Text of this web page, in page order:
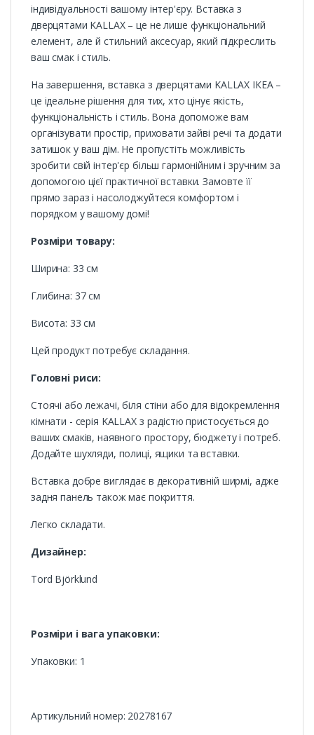
індивідуальності вашому інтер'єру. Вставка з
дверцятами KALLAX – це не лише функціональний
елемент, але й стильний аксесуар, який підкреслить
ваш смак і стиль.
На завершення, вставка з дверцятами KALLAX ІКЕА –
це ідеальне рішення для тих, хто цінує якість,
функціональність і стиль. Вона допоможе вам
організувати простір, приховати зайві речі та додати
затишок у ваш дім. Не пропустіть можливість
зробити свій інтер'єр більш гармонійним і зручним за
допомогою цієї практичної вставки. Замовте її
прямо зараз і насолоджуйтеся комфортом і
порядком у вашому домі!
Розміри товару:
Ширина: 33 см
Глибина: 37 см
Висота: 33 см
Цей продукт потребує складання.
Головні риси:
Стоячі або лежачі, біля стіни або для відокремлення
кімнати - серія KALLAX з радістю пристосується до
ваших смаків, наявного простору, бюджету і потреб.
Додайте шухляди, полиці, ящики та вставки.
Вставка добре виглядає в декоративній ширмі, адже
задня панель також має покриття.
Легко складати.
Дизайнер:
Tord Björklund
Розміри і вага упаковки:
Упаковки: 1
Артикульний номер: 20278167